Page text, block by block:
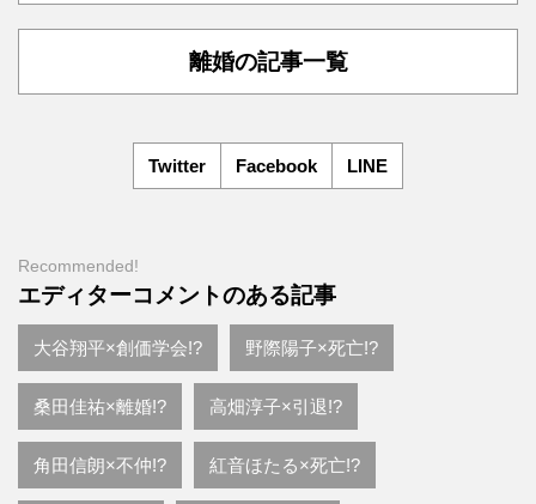
離婚の記事一覧
Twitter Facebook LINE
Recommended!
エディターコメントのある記事
大谷翔平×創価学会!? 野際陽子×死亡!?
桑田佳祐×離婚!? 高畑淳子×引退!?
角田信朗×不仲!? 紅音ほたる×死亡!?